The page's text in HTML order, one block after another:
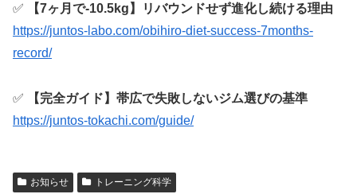
✅
【7ヶ月で-10.5kg】リバウンドせず進化し続ける理由
https://juntos-labo.com/obihiro-diet-success-7months-
record/
✅
【完全ガイド】帯広で失敗しないジム選びの基準
https://juntos-tokachi.com/guide/
お知らせ トレーニング科学